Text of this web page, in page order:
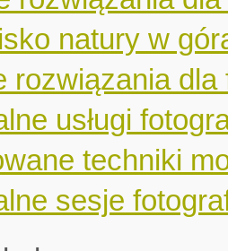
natury w
rozwiązania
usługi
techniki
sesje